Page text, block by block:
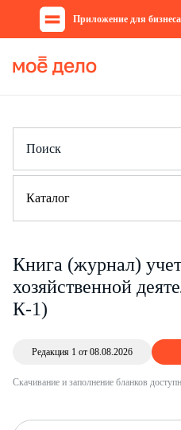
Приложение для бизнеса
Каталог
Книга (журнал)
хозяйственной
К-1)
Редакция 1 от 08.08.2026
Скачивание и заполнение бланков